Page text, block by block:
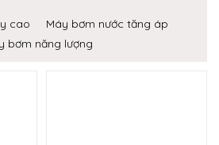
cao
Máy bơm nước tăng áp
bơm năng lượng